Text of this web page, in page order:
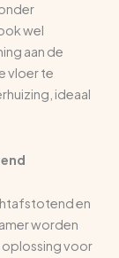
wel
aan de
vloer te
ideaal
en
worden
oplossing voor